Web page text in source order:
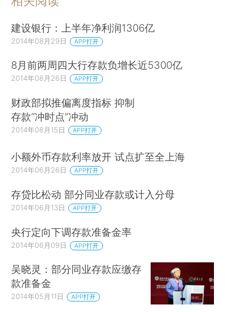
建设银行：上半年净利润1306亿
2014年08月29日 APP打开
8月前两周四大行存款负增长近5300亿
2014年08月26日 APP打开
财政部拟推偏离度指标 抑制
存款“冲时点”冲动
2014年08月15日 APP打开
小额外币存款利率放开 试点扩至全上海
2014年06月26日 APP打开
存贷比松动 部分同业存款或计入分母
2014年06月13日 APP打开
央行定向下调存款准备金率
2014年06月09日 APP打开
吴晓灵：部分同业存款应缴存
款准备金
2014年05月11日 APP打开